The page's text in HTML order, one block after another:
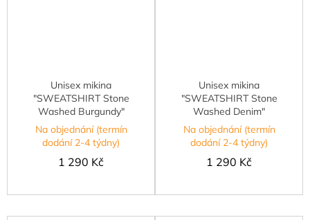
Unisex mikina
"SWEATSHIRT Stone
Washed Burgundy"
Na objednání (termín
dodání 2-4 týdny)
1 290 Kč
Unisex mikina
"SWEATSHIRT Stone
Washed Denim"
Na objednání (termín
dodání 2-4 týdny)
1 290 Kč